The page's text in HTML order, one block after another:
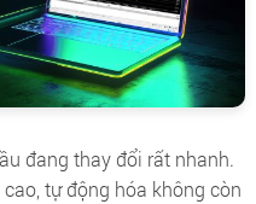
đang thay đổi rất nhanh.
tự động hóa không còn